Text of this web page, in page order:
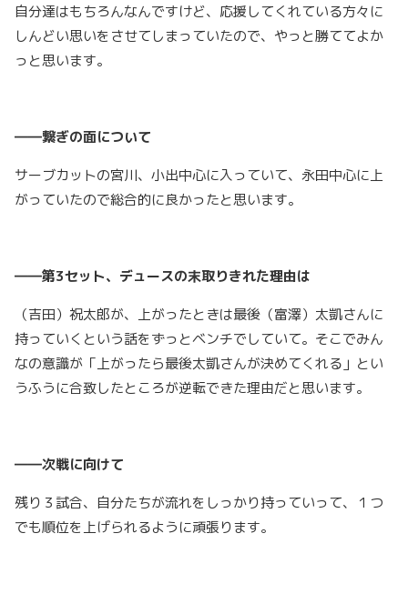
自分達はもちろんなんですけど、応援してくれている方々に
しんどい思いをさせてしまっていたので、やっと勝ててよか
っと思います。
――繋ぎの面について
サーブカットの宮川、小出中心に入っていて、永田中心に上
がっていたので総合的に良かったと思います。
――第3セット、デュースの末取りきれた理由は
（吉田）祝太郎が、上がったときは最後（富澤）太凱さんに
持っていくという話をずっとベンチでしていて。そこでみん
なの意識が「上がったら最後太凱さんが決めてくれる」とい
うふうに合致したところが逆転できた理由だと思います。
――次戦に向けて
残り３試合、自分たちが流れをしっかり持っていって、１つ
でも順位を上げられるように頑張ります。